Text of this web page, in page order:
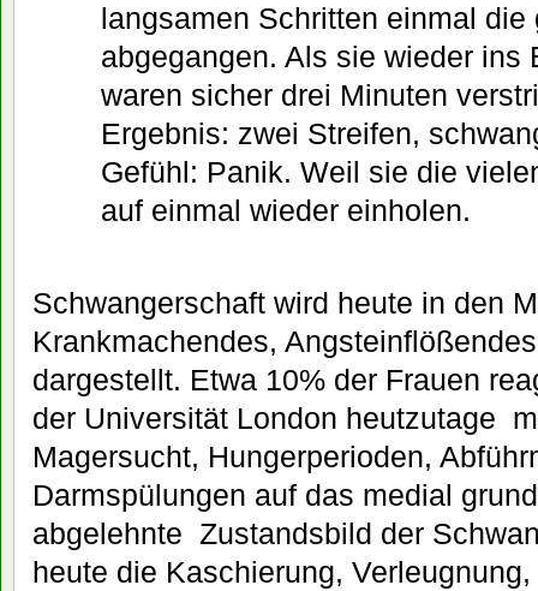
langsamen Schritten einmal die
abgegangen. Als sie wieder ins
waren sicher drei Minuten
Ergebnis: zwei Streifen,
Gefühl: Panik. Weil sie die
auf einmal wieder einholen.
Schwangerschaft wird heute in den
Krankmachendes,
dargestellt. Etwa 10% der Frauen
der Universität London heutzutage
Magersucht, Hungerperioden,
Darmspülungen auf das medial
abgelehnte Zustandsbild der
heute die Kaschierung,